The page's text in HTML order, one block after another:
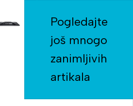
Pogledajte
još mnogo
zanimljivih
artikala